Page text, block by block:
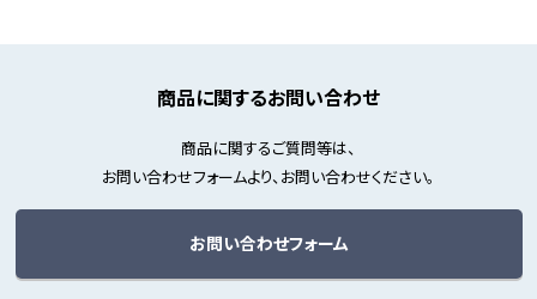
商品に関するお問い合わせ
商品に関するご質問等は、
お問い合わせフォームより、お問い合わせください。
お問い合わせフォーム